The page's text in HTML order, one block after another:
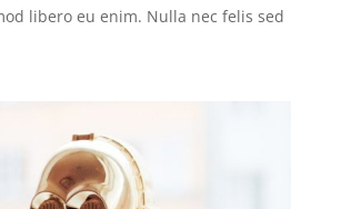
libero eu enim. Nulla nec felis sed